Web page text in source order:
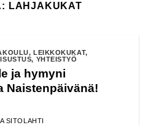
LAHJAKUKAT
, LEIKKOKUKAT,
, YHTEISTYÖ
ja hymyni
Naistenpäivänä!
SITOLAHTI